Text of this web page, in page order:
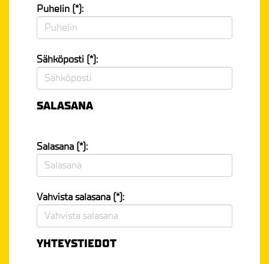
Puhelin (*):
Sähköposti (*):
SALASANA
Salasana (*):
Vahvista salasana (*):
YHTEYSTIEDOT